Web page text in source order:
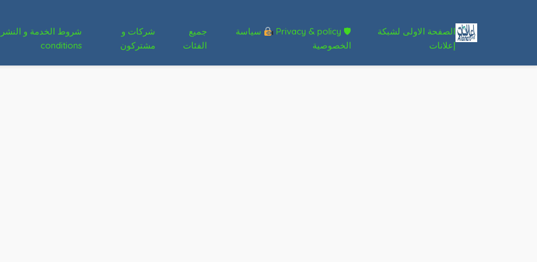
الصفحة الاولى لشبكة
إعلانات
🛡 Privacy & policy
سياسة
الخصوصية
جميع
الفئات
شركات و
مشتركون
conditions